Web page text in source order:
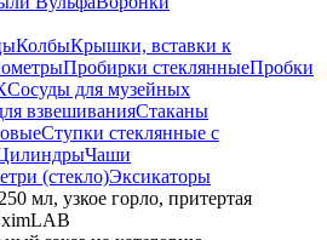
КолбыКрышки, вставки к
Пробирки стеклянныеПробки
Сосуды для музейных
взвешиванияСтаканы
Ступки стеклянные с
Чаши
(стекло)Эксикаторы
мл, узкое горло, притертая